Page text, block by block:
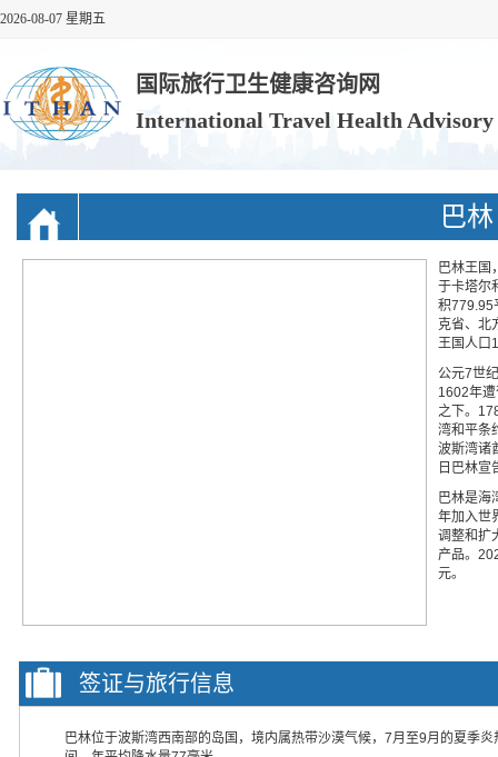
2026-08-07 星期五
国际旅行卫生健康咨询网
International Travel Health
巴林
巴林王国
于卡塔尔
积779.95
克省、北
王国人口
公元7世
1602年
之下。
湾和平条
波斯湾诸
日巴林宣
巴林是海
年加入世
调整和扩
产品。
元。
签证与旅行信息
巴林位于波斯湾西南部的岛国，境内属热带沙漠气候，7月至9月的夏